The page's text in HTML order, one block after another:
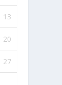
13
20
27